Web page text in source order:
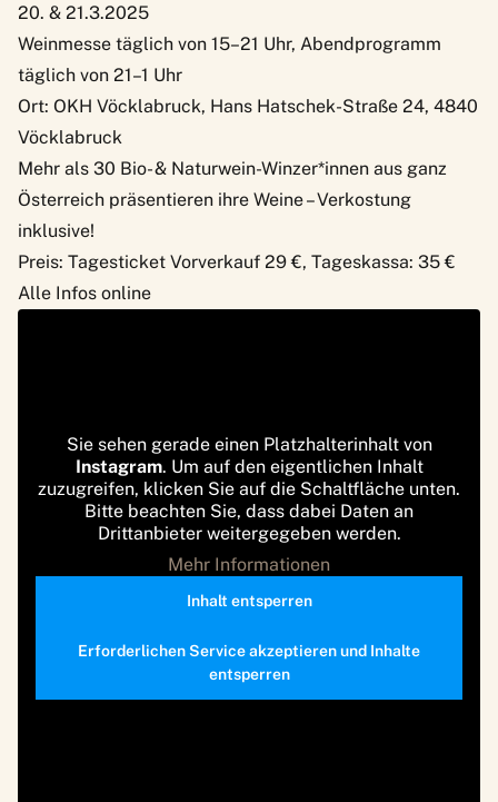
20. & 21.3.2025
Weinmesse täglich von 15–21 Uhr, Abendprogramm
täglich von 21–1 Uhr
Ort: OKH Vöcklabruck, Hans Hatschek-Straße 24, 4840
Vöcklabruck
Mehr als 30 Bio- & Naturwein-Winzer*innen aus ganz
Österreich präsentieren ihre Weine – Verkostung
inklusive!
Preis: Tagesticket Vorverkauf 29 €, Tageskassa: 35 €
Alle Infos online
Sie sehen gerade einen Platzhalterinhalt von
Instagram. Um auf den eigentlichen Inhalt
zuzugreifen, klicken Sie auf die Schaltfläche unten.
Bitte beachten Sie, dass dabei Daten an
Drittanbieter weitergegeben werden.
Mehr Informationen
Inhalt entsperren
Erforderlichen Service akzeptieren und Inhalte
entsperren